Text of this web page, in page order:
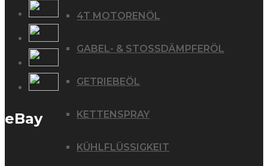
4T MOTORENÖL
GABEL- & STOSSDÄMPFERÖL
GETRIEBEÖL
KETTENSPRAY
KÜHLFLÜSSIGKEIT
eBay